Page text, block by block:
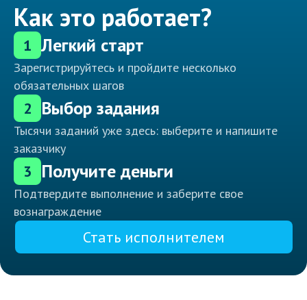
Как это работает?
1 Легкий старт
Зарегистрируйтесь и пройдите несколько
обязательных шагов
2 Выбор задания
Тысячи заданий уже здесь: выберите и напишите
заказчику
3 Получите деньги
Подтвердите выполнение и заберите свое
вознаграждение
Стать исполнителем